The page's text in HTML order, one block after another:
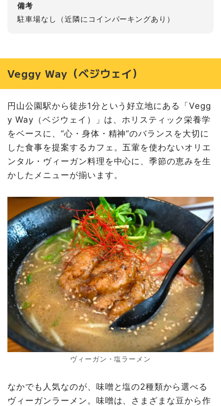
備考
駐車場なし（近隣にコインパーキングあり）
Veggy Way（ベジウェイ）
円山公園駅から徒歩1分という好立地にある「Vegg
y Way（ベジウェイ）」は、ホリスティック栄養学
をベースに、“心・身体・精神”のバランスを大切に
した食事を提案するカフェ。五葷を使わないオリエ
ンタル・ヴィーガン料理を中心に、季節の恵みを生
かしたメニューが揃います。
ヴィーガン・塩ラーメン
なかでも人気なのが、味噌と塩の2種類から選べる
ヴィーガンラーメン。味噌は、さまざまな豆から作